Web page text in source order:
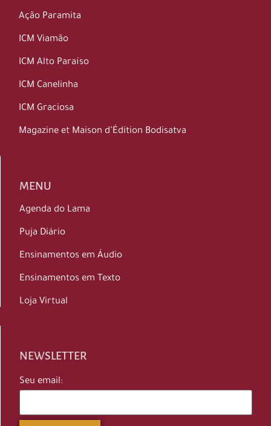
Ação Paramita
ICM Viamão
ICM Alto Paraíso
ICM Canelinha
ICM Graciosa
Magazine et Maison d’Édition Bodisatva
MENU
Agenda do Lama
Puja Diário
Ensinamentos em Áudio
Ensinamentos em Texto
Loja Virtual
NEWSLETTER
Seu email: